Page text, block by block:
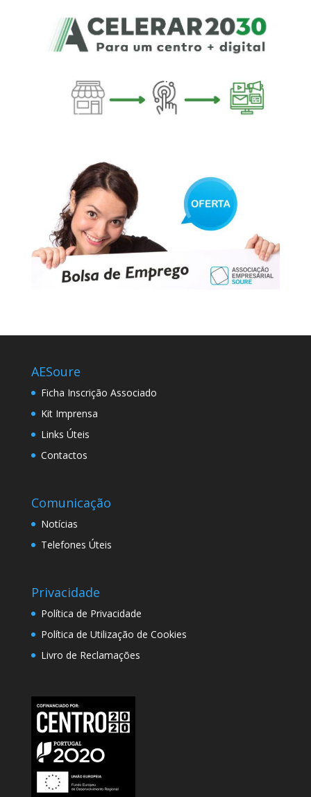
AESoure
Ficha Inscrição Associado
Kit Imprensa
Links Úteis
Contactos
Comunicação
Notícias
Telefones Úteis
Privacidade
Política de Privacidade
Política de Utilização de Cookies
Livro de Reclamações